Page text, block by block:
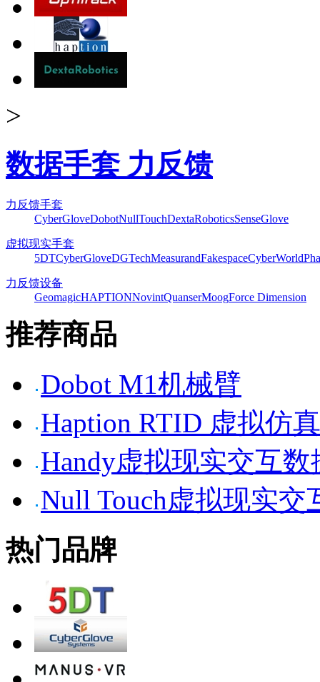
>
数据手套 力反馈
力反馈手套
CyberGloveDobotNullTouchDextaRoboticsSenseGlove
虚拟现实手套
5DTCyberGloveDGTechMeasurandFakespaceCyberWorld
力反馈设备
GeomagicHAPTIONNovintQuanserMoogForce Dimension
推荐商品
Dobot M1机械臂
Haption RTID 虚拟仿
Handy虚拟现实交互数
Null Touch虚拟现实交
热门品牌